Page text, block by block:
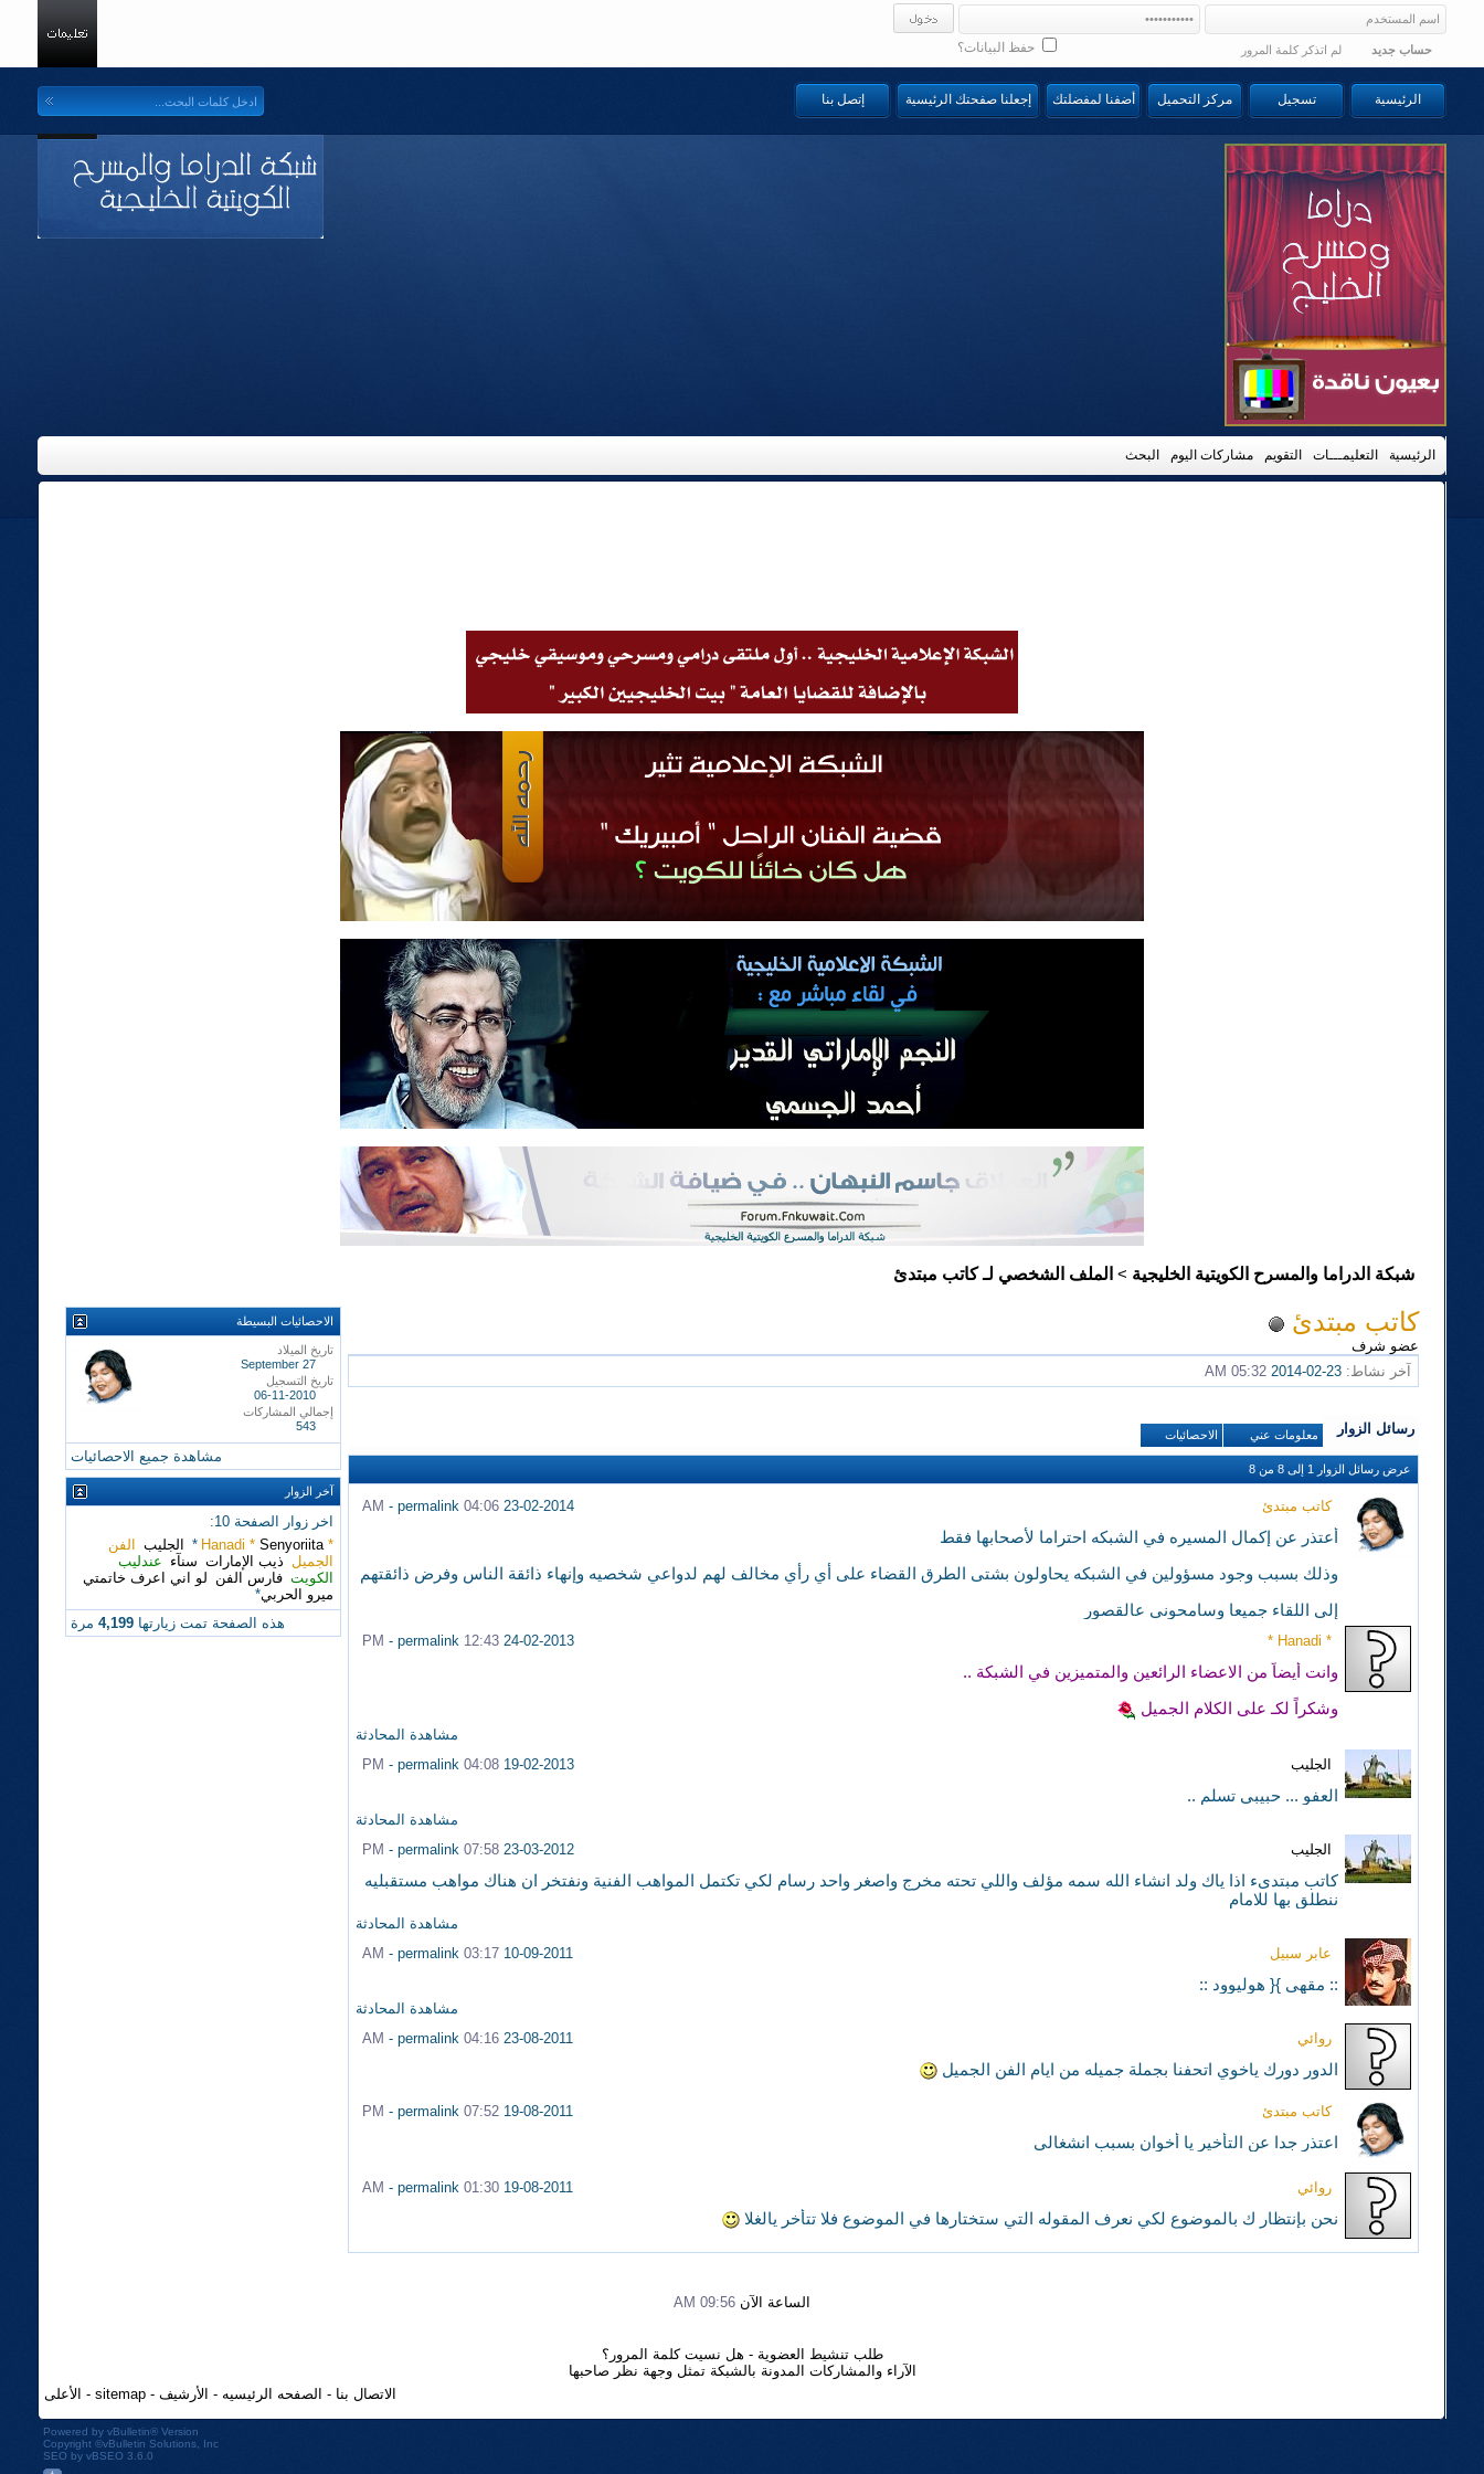
حفظ البيانات؟ حساب جديد لم اتذكر كلمة المرور
الرئيسية تسجيل مركز التحميل أضفنا لمفضلتك إجعلنا صفحتك الرئيسية إتصل بنا
الرئيسية التعليمـــات التقويم مشاركات اليوم البحث
شبكة الدراما والمسرح الكويتية الخليجية > الملف الشخصي لـ كاتب مبتدئ
كاتب مبتدئ
عضو شرف
آخر نشاط:
05:32 AM
رسائل الزوار معلومات عني الاحصائيات
عرض رسائل الزوار 1 إلى 8من 8
23-02-2014
04:06 AM
- permalink كاتب مبتدئ
أعتذر عن إكمال المسيره في الشبكه احتراما لأصحابها فقط
وذلك بسبب وجود مسؤولين في الشبكه يحاولون بشتى الطرق القضاء على أي رأي مخالف لهم لدواعي شخصيه وإنهاء ذائقة الناس وفرض ذائقتهم
إلى اللقاء جميعا وسامحوني عالقصور
24-02-2013
12:43 PM
- permalink * Hanadi *
وانت أيضاً من الاعضاء الرائعين والمتميزين في الشبكة ..
وشكراً لكـ على الكلام الجميل
مشاهدة المحادثة
19-02-2013
04:08 PM
- permalink الجليب
العفو ... حبيبي تسلم ..
مشاهدة المحادثة
23-03-2012
07:58 PM
- permalink الجليب
كاتب مبتدىء اذا ياك ولد انشاء الله سمه مؤلف واللي تحته مخرج واصغر واحد رسام لكي تكتمل المواهب الفنية ونفتخر ان هناك مواهب مستقبليه
ننطلق بها للامام
مشاهدة المحادثة
10-09-2011
03:17 AM
- permalink عابر سبيل
:: مقهى }{ هوليوود ::
مشاهدة المحادثة
23-08-2011
04:16 AM
- permalink روائي
الدور دورك ياخوي اتحفنا بجملة جميله من ايام الفن الجميل
19-08-2011
07:52 PM
- permalink كاتب مبتدئ
اعتذر جدا عن التأخير يا أخوان بسبب انشغالي
19-08-2011
01:30 AM
- permalink روائي
نحن بإنتظار ك بالموضوع لكي نعرف المقوله التي ستختارها في الموضوع فلا تتأخر يالغلا
الاحصائيات البسيطة
تاريخ الميلاد
September 27
تاريخ التسجيل
06-11-2010
إجمالي المشاركات
543
مشاهدة جميع الاحصائيات
آخر الزوار
اخر زوار الصفحة 10:
* Hanadi *
Senyoriita
* الجليب الفن
الجميل ذيب الإمارات سنآء عندليب
الكويت فارس الفن لو اني اعرف خاتمتي
ميرو الحربي*
هذه الصفحة تمت زيارتها4,199 مرة
الساعة الآن 09:56 AM
طلب تنشيط العضوية - هل نسيت كلمة المرور؟
الآراء والمشاركات المدونة بالشبكة تمثل وجهة نظر صاحبها
الاتصال بنا - الصفحه الرئيسيه - الأرشيف-
sitemap
- الأعلى
Powered by vBulletin®Version
Copyright ©vBulletin Solutions, Inc
SEO by vBSEO 3.6.0